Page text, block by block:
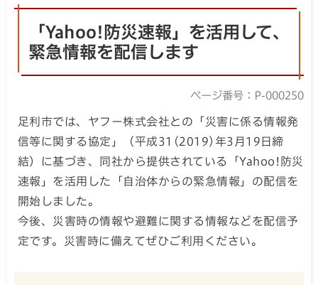
「Yahoo!防災速報」を活用して、
緊急情報を配信します
ページ番号：P-000250
足利市では、ヤフー株式会社との「災害に係る情報発
信等に関する協定」（平成31(2019)年3月19日締
結）に基づき、同社から提供されている「Yahoo!防災
速報」を活用した「自治体からの緊急情報」の配信を
開始しました。
今後、災害時の情報や避難に関する情報などを配信予
定です。災害時に備えてぜひご利用ください。